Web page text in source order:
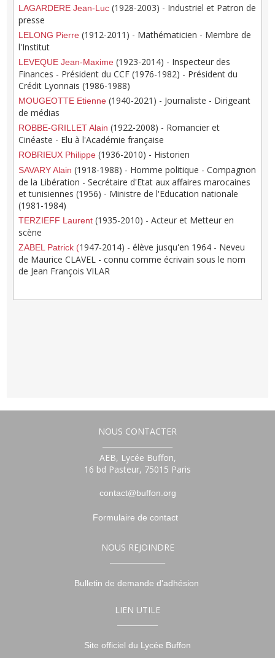
LAGARDERE Jean-Luc (1928-2003) - Industriel et Patron de
presse
LELONG Pierre (1912-2011) - Mathématicien - Membre de
l'Institut
LEVEQUE Jean-Maxime (1923-2014) - Inspecteur des
Finances - Président du CCF (1976-1982) - Président du
Crédit Lyonnais (1986-1988)
MOUGEOTTE Etienne (1940-2021) - Journaliste - Dirigeant
de médias
ROBBE-GRILLET Alain (1922-2008) - Romancier et
Cinéaste - Elu à l'Académie française
ROBRIEUX Philippe (1936-2010) - Historien
SAVARY Alain (1918-1988) - Homme politique - Compagnon
de la Libération - Secrétaire d'Etat aux affaires marocaines
et tunisiennes (1956) - Ministre de l'Education nationale
(1981-1984)
TERZIEFF Laurent (1935-2010) - Acteur et Metteur en
scène
ZABEL Patrick (1947-2014) - élève jusqu'en 1964 - Neveu
de Maurice CLAVEL - connu comme écrivain sous le nom
de Jean François VILAR
NOUS CONTACTER
AEB, Lycée Buffon,
16 bd Pasteur, 75015 Paris
contact@buffon.org
Formulaire de contact
NOUS REJOINDRE
Bulletin de demande d'adhésion
LIEN UTILE
Site officiel du Lycée Buffon